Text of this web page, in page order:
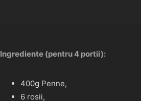
Ingrediente (pentru 4 portii):
400g Penne,
6 rosii,